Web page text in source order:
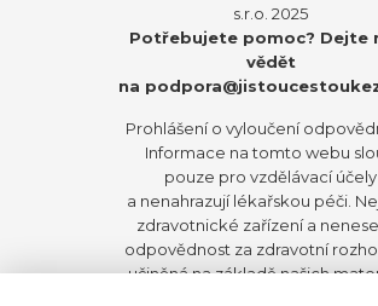
s.r.o. 2025
Potřebujete pomoc? Dejte
vědět
na
Prohlášení o vyloučení
Informace na tomto webu
pouze pro vzdělávací účely
a nenahrazují lékařskou péči.
zdravotnické zařízení a
odpovědnost za zdravotní
učiněná na základě našich